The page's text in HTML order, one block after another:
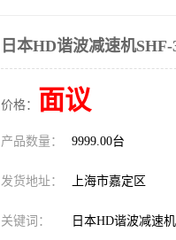
日本HD谐波减速机
价格： 面议
产品数量： 9999.00台
发货地址： 上海市嘉定区
关键词： 日本HD谐波减速